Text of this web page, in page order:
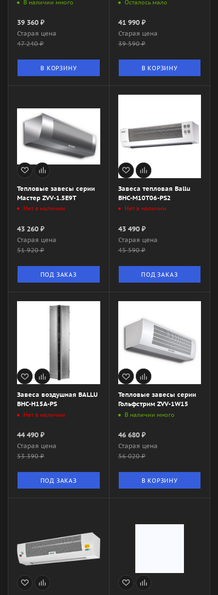
В наличии много
39 360 ₽
Старая цена
47 240₽
В КОРЗИНУ
Осталось мало
41 990₽
Старая цена
39 590₽
В КОРЗИНУ
Тепловые завесы серии
Мастер ZVV-1.5E9T
Нет в наличии
43 260 ₽
Старая цена
51 920₽
ПОД ЗАКАЗ
Завеса тепловая Ballu
BHC-M10T06-PS2
Нет в наличии
43 490₽
Старая цена
45 590₽
ПОД ЗАКАЗ
Завеса воздушная BALLU
BHC-H15A-PS
Нет в наличии
44 490 ₽
Старая цена
53 390₽
ПОД ЗАКАЗ
Тепловые завесы серии
Гольфстрим ZVV-1W15
В наличии много
46 680₽
Старая цена
56 020₽
В КОРЗИНУ